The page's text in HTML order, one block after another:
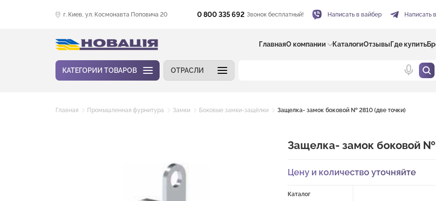
г. Киев, ул. Космонавта Поповича 20 0 800 335 692 Звонок бесплатный! Написать в вайбер Написать
ГлавнаяО компании КаталогиОтзывы Где купить
КАТЕГОРИИ ТОВАРОВ ОТРАСЛИ
Главная Промышленная фурнитура Замки Боковые замки-защёлки Защелка- замок боковой № 2810 (две точки)
Защелка- замок боковой №
Цену и количество уточняйте
Каталог